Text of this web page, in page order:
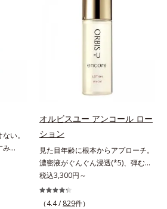
ン酸
、イ
内*3
穴を
汚れ
激が
いう
える
とつ
ま
と目
リイ
レン
れも1度洗いで落とす設計のシャン
プーを実現しました。また、うるお
いを与える「バイオモイスト成分
(*2)」を配合することで、頭皮の油
分と水分のバランスを整え、髪と頭
皮をすこやかに保ちます。さらにコ
ンディショナーには髪の1本1本を均
グ成分(*3)」を採用し、コーティン
の形状をキープしやすい状態に整
え、スタイリングしやすい髪へ導き
ます。深呼吸したくなる爽やかでや
さしいグリーン＆ハーブの香りで、
毎日をタフに頑張る男性の心を解き
ほぐします。*1 ラウリルグルコシ
い。
み
ティ
われ
燥
オルビスユー アンコール ロー
ション
見た目年齢に根本からアプローチ。
濃密液がぐんぐん浸透(*5)、弾むよ
うな素肌へ。諦めかけていたハリ不
足、うるおい低下に先端科学ケア
(*1)でアプローチするエイジングケ
税込3,300円～
（4.4 / 829件）